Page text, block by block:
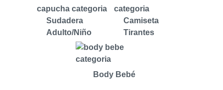
Sudadera
Adulto/Niño
Camiseta
Tirantes
Body Bebé